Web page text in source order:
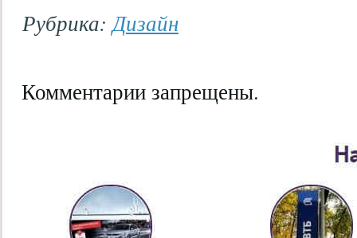
Рубрика:Дизайн
Комментарии запрещены.